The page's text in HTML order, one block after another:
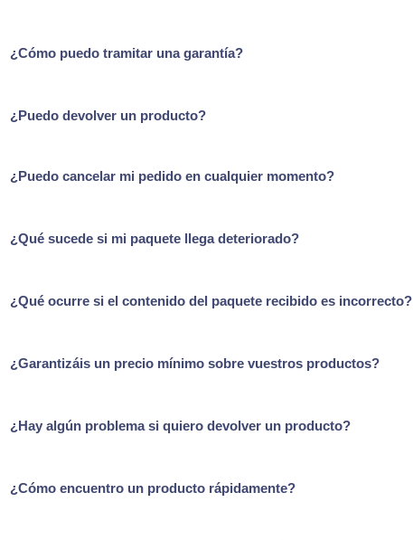
¿Cómo puedo tramitar una garantía?
¿Puedo devolver un producto?
¿Puedo cancelar mi pedido en cualquier momento?
¿Qué sucede si mi paquete llega deteriorado?
¿Qué ocurre si el contenido del paquete recibido es incorrecto?
¿Garantizáis un precio mínimo sobre vuestros productos?
¿Hay algún problema si quiero devolver un producto?
¿Cómo encuentro un producto rápidamente?